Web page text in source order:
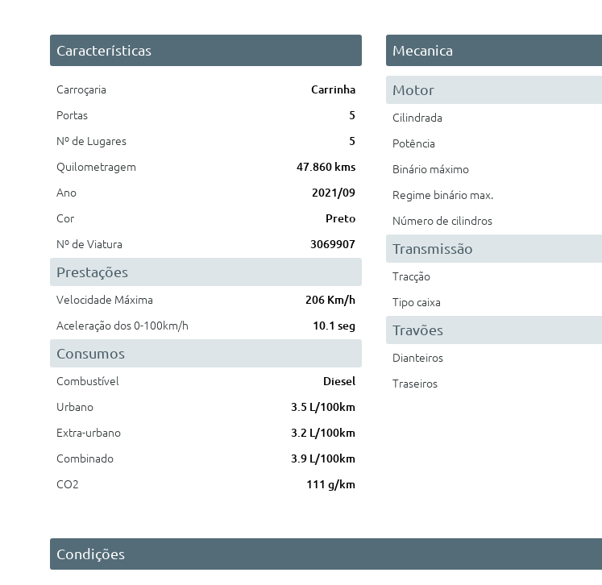
Características
Carroçaria
Carrinha
Portas
5
Nº de Lugares
5
Quilometragem
47.860 kms
Ano
2021/09
Cor
Preto
Nº de Viatura
3069907
Prestações
Velocidade Máxima
206 Km/h
Aceleração dos 0-100km/h
10.1 seg
Consumos
Combustível
Diesel
Urbano
3.5 L/100km
Extra-urbano
3.2 L/100km
Combinado
3.9 L/100km
CO2
111 g/km
Mecanica
Motor
Cilindrada
Potência
Binário máximo
Regime binário max.
Número de cilindros
Transmissão
Tracção
Tipo caixa
Travões
Dianteiros
Traseiros
Condições